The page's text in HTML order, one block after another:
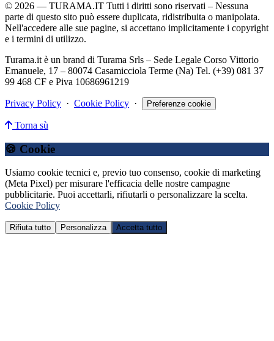
© 2026 — TURAMA.IT Tutti i diritti sono riservati – Nessuna
parte di questo sito può essere duplicata, ridistribuita o manipolata.
Nell'accedere alle sue pagine, si accettano implicitamente i copyright
e i termini di utilizzo.
Turama.it è un brand di Turama Srls – Sede Legale Corso Vittorio
Emanuele, 17 – 80074 Casamicciola Terme (Na) Tel. (+39) 081 37
99 468 CF e Piva 10686961219
Privacy Policy · Cookie Policy · Preferenze cookie
Torna sù
🍪 Cookie
Usiamo cookie tecnici e, previo tuo consenso, cookie di marketing
(Meta Pixel) per misurare l'efficacia delle nostre campagne
pubblicitarie. Puoi accettarli, rifiutarli o personalizzare la scelta.
Cookie Policy
Rifiuta tutto Personalizza Accetta tutto